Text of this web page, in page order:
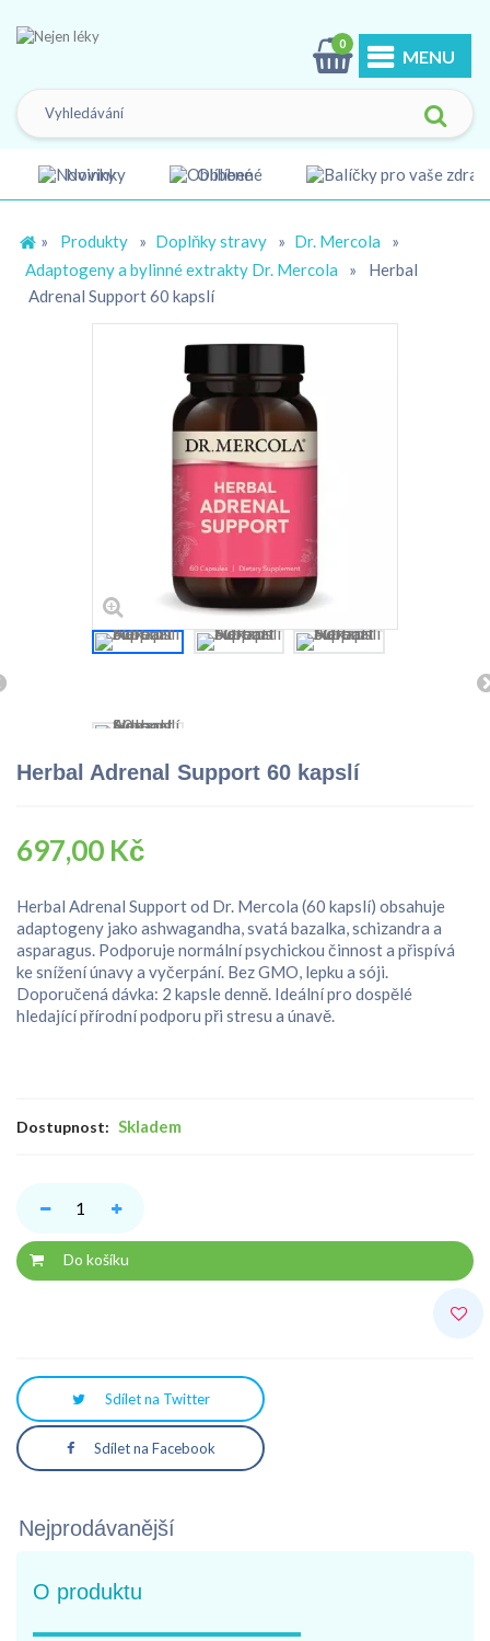
0
Novinky Oblíbené
MENU
» Produkty » Doplňky stravy » Dr. Mercola
»
Adaptogeny a bylinné extrakty Dr. Mercola
»
Herbal
Adrenal Support 60 kapslí
Herbal Adrenal Support 60 kapslí
697,00 Kč
Herbal Adrenal Support od Dr. Mercola (60 kapslí) obsahuje
adaptogeny jako ashwagandha, svatá bazalka, schizandra a
asparagus. Podporuje normální psychickou činnost a přispívá
ke snížení únavy a vyčerpání. Bez GMO, lepku a sóji.
Doporučená dávka: 2 kapsle denně. Ideální pro dospělé
hledající přírodní podporu při stresu a únavě.
Dostupnost: Skladem
Do košíku
Sdílet na Twitter
Sdílet na Facebook
Nejprodávanější
O produktu